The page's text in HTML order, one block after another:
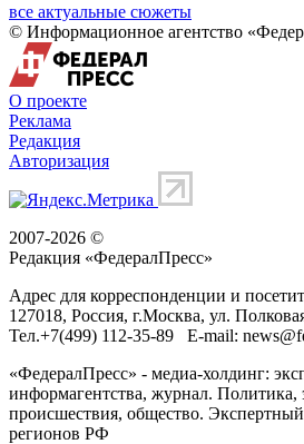
все актуальные сюжеты
© Информационное агентство
О проекте
Реклама
Редакция
Авторизация
2007-2026 ©
Редакция «ФедералПресс»
Адрес для корреспонденции и
127018, Россия, г.Москва, ул.
Тел.+7(499) 112-35-89 E-mail:
«ФедералПресс» - медиа-холдинг:
информагентства, журнал. Политика,
происшествия, общество.
регионов РФ